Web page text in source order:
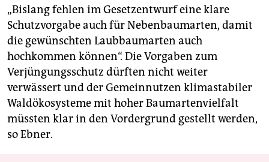
„Bislang fehlen im Gesetzentwurf eine klare
Schutzvorgabe auch für Nebenbaumarten, damit
die gewünschten Laubbaumarten auch
hochkommen können“. Die Vorgaben zum
Verjüngungsschutz dürften nicht weiter
verwässert und der Gemeinnutzen klimastabiler
Waldökosysteme mit hoher Baumartenvielfalt
müssten klar in den Vordergrund gestellt werden,
so Ebner.